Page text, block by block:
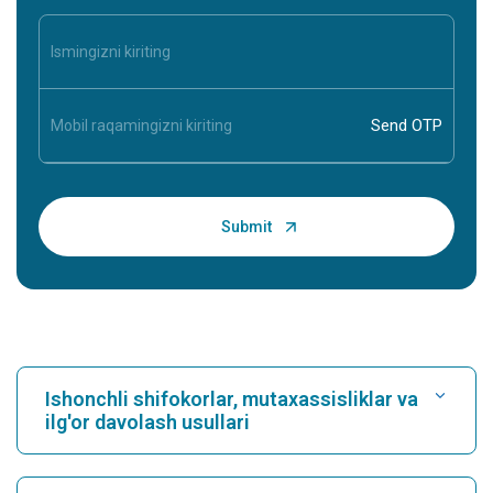
Ishonchli shifokorlar, mutaxassisliklar va
ilg'or davolash usullari